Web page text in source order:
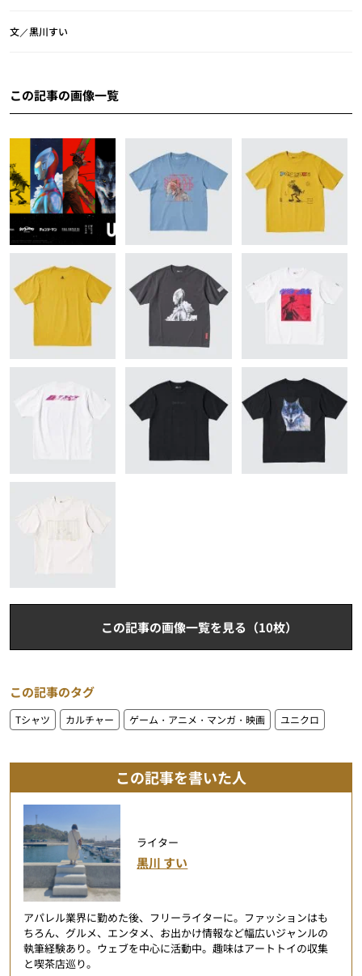
文／黒川すい
この記事の画像一覧
この記事の画像一覧を見る（10枚）
この記事のタグ
Tシャツ カルチャー ゲーム・アニメ・マンガ・映画 ユニクロ
この記事を書いた人
ライター
黒川 すい
アパレル業界に勤めた後、フリーライターに。ファッションはも
ちろん、グルメ、エンタメ、お出かけ情報など幅広いジャンルの
執筆経験あり。ウェブを中心に活動中。趣味はアートトイの収集
と喫茶店巡り。